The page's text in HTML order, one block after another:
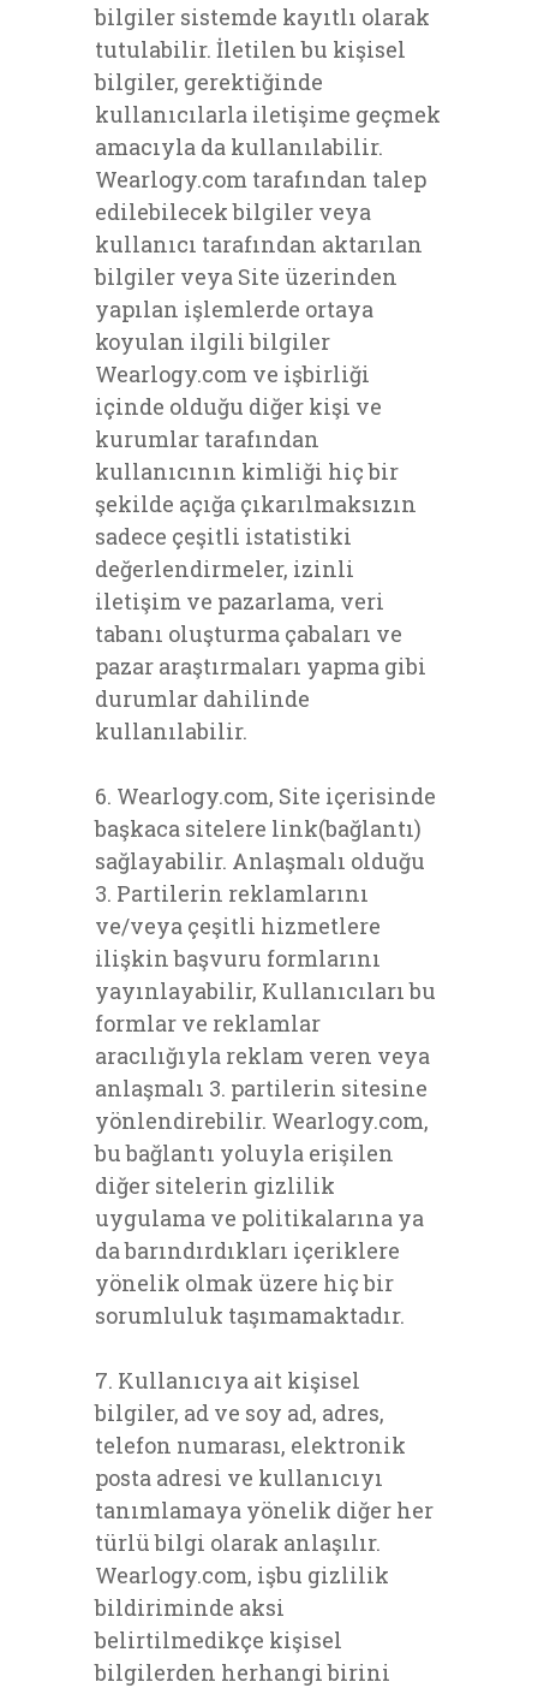
bilgiler sistemde kayıtlı olarak
tutulabilir. İletilen bu kişisel
bilgiler, gerektiğinde
kullanıcılarla iletişime geçmek
amacıyla da kullanılabilir.
Wearlogy.com tarafından talep
edilebilecek bilgiler veya
kullanıcı tarafından aktarılan
bilgiler veya Site üzerinden
yapılan işlemlerde ortaya
koyulan ilgili bilgiler
Wearlogy.com ve işbirliği
içinde olduğu diğer kişi ve
kurumlar tarafından
kullanıcının kimliği hiç bir
şekilde açığa çıkarılmaksızın
sadece çeşitli istatistiki
değerlendirmeler, izinli
iletişim ve pazarlama, veri
tabanı oluşturma çabaları ve
pazar araştırmaları yapma gibi
durumlar dahilinde
kullanılabilir.
6. Wearlogy.com, Site içerisinde
başkaca sitelere link(bağlantı)
sağlayabilir. Anlaşmalı olduğu
3. Partilerin reklamlarını
ve/veya çeşitli hizmetlere
ilişkin başvuru formlarını
yayınlayabilir, Kullanıcıları bu
formlar ve reklamlar
aracılığıyla reklam veren veya
anlaşmalı 3. partilerin sitesine
yönlendirebilir. Wearlogy.com,
bu bağlantı yoluyla erişilen
diğer sitelerin gizlilik
uygulama ve politikalarına ya
da barındırdıkları içeriklere
yönelik olmak üzere hiç bir
sorumluluk taşımamaktadır.
7. Kullanıcıya ait kişisel
bilgiler, ad ve soy ad, adres,
telefon numarası, elektronik
posta adresi ve kullanıcıyı
tanımlamaya yönelik diğer her
türlü bilgi olarak anlaşılır.
Wearlogy.com, işbu gizlilik
bildiriminde aksi
belirtilmedikçe kişisel
bilgilerden herhangi birini